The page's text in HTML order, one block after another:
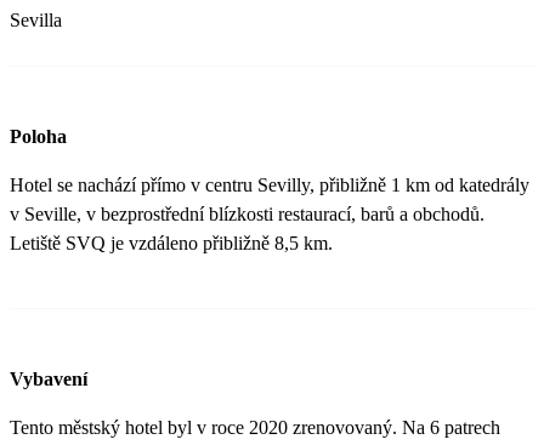
Sevilla
Poloha
Hotel se nachází přímo v centru Sevilly, přibližně 1 km od katedrály
v Seville, v bezprostřední blízkosti restaurací, barů a obchodů.
Letiště SVQ je vzdáleno přibližně 8,5 km.
Vybavení
Tento městský hotel byl v roce 2020 zrenovovaný. Na 6 patrech